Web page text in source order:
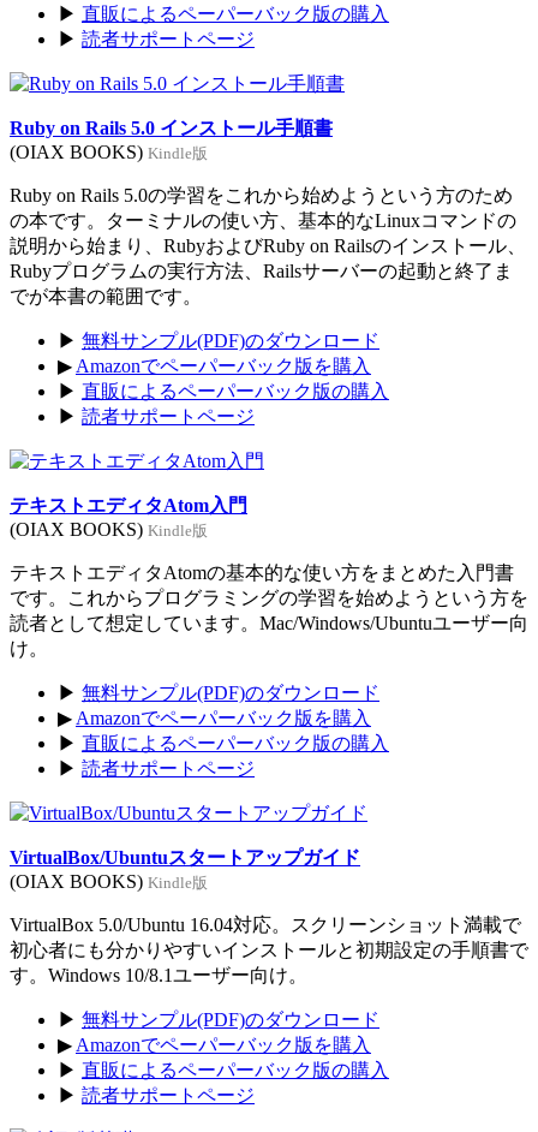
▶ 直販によるペーパーバック版の購入
▶ 読者サポートページ
Ruby on Rails 5.0 インストール手順書
(OIAX BOOKS) Kindle版
Ruby on Rails 5.0の学習をこれから始めようという方のため
の本です。ターミナルの使い方、基本的なLinuxコマンドの
説明から始まり、RubyおよびRuby on Railsのインストール、
Rubyプログラムの実行方法、Railsサーバーの起動と終了ま
でが本書の範囲です。
▶ 無料サンプル(PDF)のダウンロード
▶ Amazonでペーパーバック版を購入
▶ 直販によるペーパーバック版の購入
▶ 読者サポートページ
テキストエディタAtom入門
(OIAX BOOKS) Kindle版
テキストエディタAtomの基本的な使い方をまとめた入門書
です。これからプログラミングの学習を始めようという方を
読者として想定しています。Mac/Windows/Ubuntuユーザー向
け。
▶ 無料サンプル(PDF)のダウンロード
▶ Amazonでペーパーバック版を購入
▶ 直販によるペーパーバック版の購入
▶ 読者サポートページ
VirtualBox/Ubuntuスタートアップガイド
(OIAX BOOKS) Kindle版
VirtualBox 5.0/Ubuntu 16.04対応。スクリーンショット満載で
初心者にも分かりやすいインストールと初期設定の手順書で
す。Windows 10/8.1ユーザー向け。
▶ 無料サンプル(PDF)のダウンロード
▶ Amazonでペーパーバック版を購入
▶ 直販によるペーパーバック版の購入
▶ 読者サポートページ